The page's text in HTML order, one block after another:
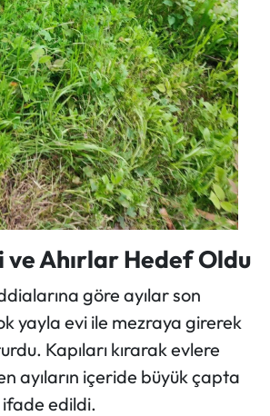
ve Ahırlar Hedef Oldu
göre ayılar son
yayla evi ile mezraya girerek
Kapıları kırarak evlere
ayıların içeride büyük çapta
edildi.